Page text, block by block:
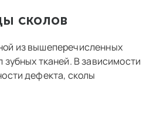
сколов
из вышеперечисленных
зубных тканей. В зависимости
дефекта, сколы